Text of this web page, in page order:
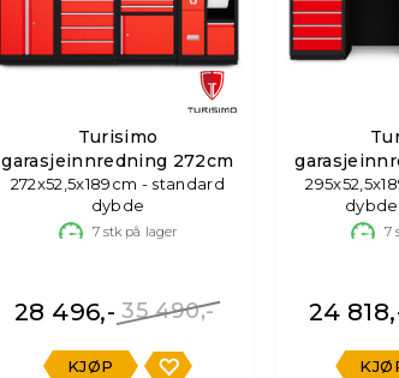
Turisimo
garasjeinnredning 272cm
272x52,5x189cm - standard
dybde
7stk på lager
35 490,-
28 496,-
KJØP
7
24